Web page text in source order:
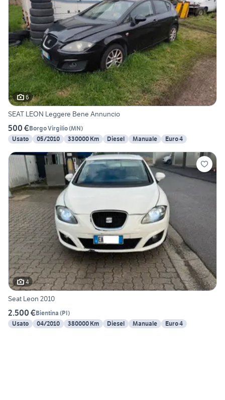
6
SEAT LEON Leggere Bene Annuncio
500 €Borgo Virgilio(MN)
Usato
05/2010 330000 Km Diesel Manuale Euro 4
4
Seat Leon 2010
2.500 €Bientina (PI)
Usato
04/2010 380000 Km Diesel Manuale Euro 4